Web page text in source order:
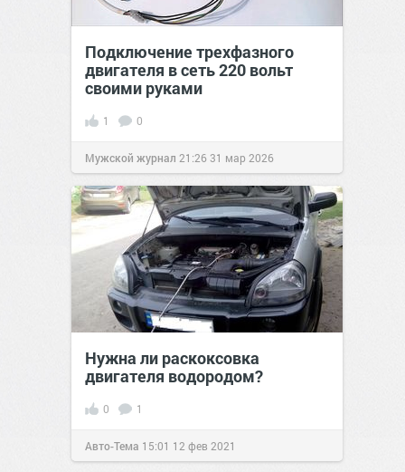
Подключение трехфазного
двигателя в сеть 220 вольт
своими руками
1 0
Мужской журнал 21:26 31 мар 2026
Нужна ли раскоксовка
двигателя водородом?
0 1
Авто-Тема 15:01 12 фев 2021